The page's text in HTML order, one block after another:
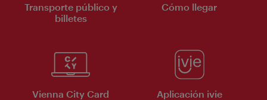
Transporte público y
billetes
Cómo llegar
Vienna City Card Aplicación ivie